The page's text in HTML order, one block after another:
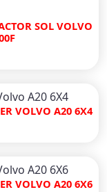
SOL VOLVO
VOLVO A20 6X4
VOLVO A20 6X6